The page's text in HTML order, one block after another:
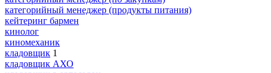
категорийный менеджер (продукты питания)
кейтеринг бармен
кинолог
киномеханик
кладовщик 1
кладовщик АХО